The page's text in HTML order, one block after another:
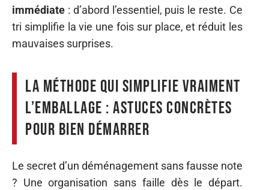
immédiate : d’abord l’essentiel, puis le reste. Ce
tri simplifie la vie une fois sur place, et réduit les
mauvaises surprises.
La méthode qui simplifie vraiment
l’emballage : astuces concrètes
pour bien démarrer
Le secret d’un déménagement sans fausse note
? Une organisation sans faille dès le départ.